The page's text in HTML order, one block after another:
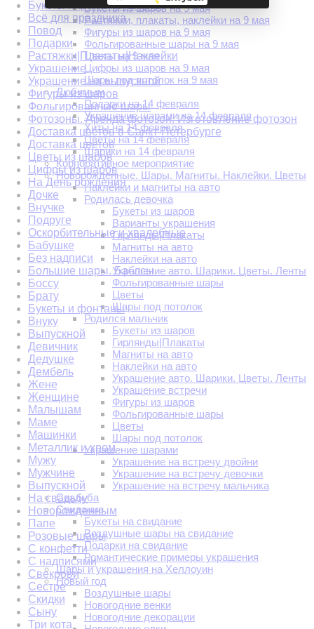
Букеты из шаров на 9 мая
Растяжки, плакаты, наклейки на 9 мая
Фигуры из шаров на 9 мая
Фольгированные шары на 9 мая
Цветы на 9 мая
Цифры из шаров на 9 мая
Шары под потолок на 9 мая
Любимым
Подарки на 14 февраля
Украшение шарами на 14 февраля
Хиты на 14 февраля
Цветы на 14 февраля
Шарики на 14 февраля
Корпоративное мероприятие
Новорожденные. Шары. Магниты. Наклейки. Цветы
Наклейки и магниты на авто
Родилась девочка
Букеты из шаров
Варианты украшения
Гирлянды|Плакаты
Магниты на авто
Наклейки на авто
Украшение авто. Шарики. Цветы. Ленты
Фольгированные шары
Цветы
Шары под потолок
Родился мальчик
Букеты из шаров
Гирлянды|Плакаты
Магниты на авто
Наклейки на авто
Украшение авто. Шарики. Цветы. Ленты
Украшение встречи
Фигуры из шаров
Фольгированные шары
Цветы
Шары под потолок
Украшение шарами
Украшение на встречу двойни
Украшение на встречу девочки
Украшение на встречу мальчика
Свадьба
Свидание
Букеты на свидание
Воздушные шары на свидание
Подарки на свидание
Романтические примеры украшения
Шары и украшения на Хеллоуин
Новый год
Воздушные шары
Новогодние венки
Новогодние декорации
Букеты и фонтаны шаров
Всё для праздника
Повод
Подарки
Растяжки|Плакаты|Наклейки
Украшение
Украшение на выпускной
Фигуры из шаров
Фольгированные шары
Фотозоны. Аренда фотозон. Изготовление фотозон
Доставка цветов в Санкт-Петербурге
Доставка цветов
Цветы из шаров
Цифры из шаров
На День рождения
Дочке
Внучке
Подруге
Оскорбительные и хвалебные
Бабушке
Без надписи
Большие шары. Баблсы
Боссу
Брату
Букеты и фонтаны
Внуку
Выпускной
Девичник
Дедушке
Дембель
Жене
Женщине
Малышам
Маме
Машинки
Металлик и хром
Мужу
Мужчине
Выпускной
На свадьбу
Новорожденным
Папе
Розовые шары
С конфетти
С надписями
Свекрови
Сестре
Скидки
Сыну
Три кота